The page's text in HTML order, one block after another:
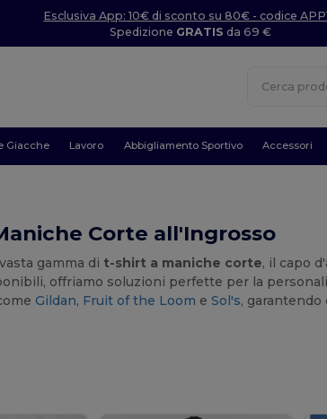
Esclusiva App: 10€ di sconto su 80€ - codice
Spedizione GRATIS da 69 €
Giacche Lavoro Abbigliamento Sportivo Accessori
Corte all'Ingrosso
gamma di t-shirt a maniche corte, il capo
offriamo soluzioni perfette per la
Gildan, Fruit of the Loom eSol's,